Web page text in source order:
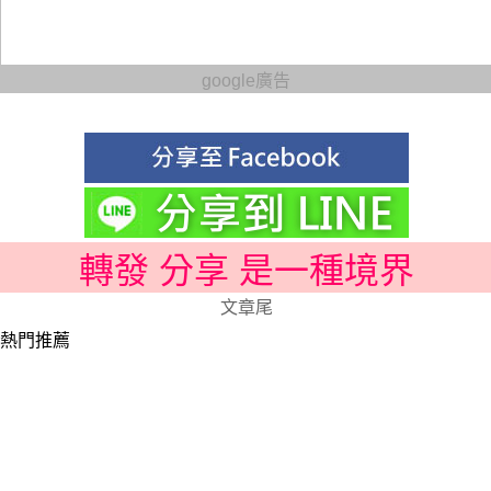
google廣告
轉發 分享 是一種境界
文章尾
熱門推薦